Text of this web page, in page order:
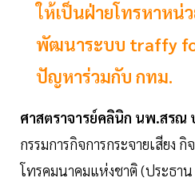
ให้เป็นฝ่ายโทรหาหน่
พัฒนาระบบ traffy
ปัญหาร่วมกับ กทม.
ศาสตราจารย์คลินิก นพ.สร
กรรมการกิจการกระจายเสียง
โทรคมนาคมแห่งชาติ (ประธา